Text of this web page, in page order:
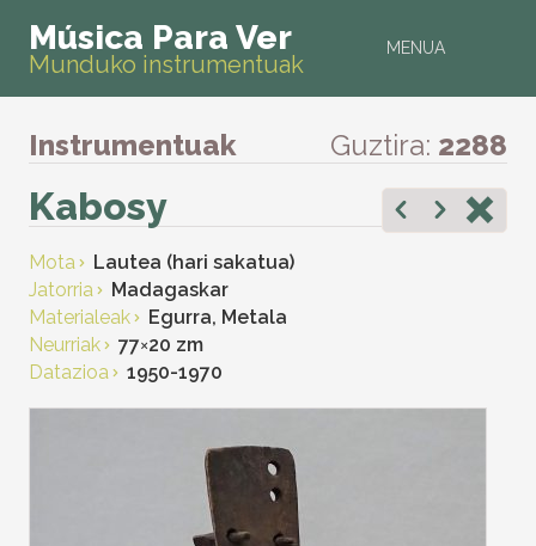
MENUA
Música Para Ver
Munduko instrumentuak
Instrumentuak Guztira: 2288
Kabosy
Mota
Lautea (hari sakatua)
Jatorria
Madagaskar
Materialeak
Egurra, Metala
Neurriak
77×20 zm
Datazioa
1950-1970